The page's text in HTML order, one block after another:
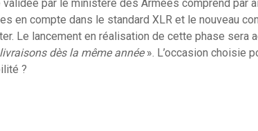
par le ministère des Armées comprend par
en compte dans le standard XLR et le nouveau
Le lancement en réalisation de cette phase sera
dès la même année». L’occasion choisie
?